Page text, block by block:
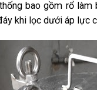
bao gồm rổ
khi lọc dưới áp lực